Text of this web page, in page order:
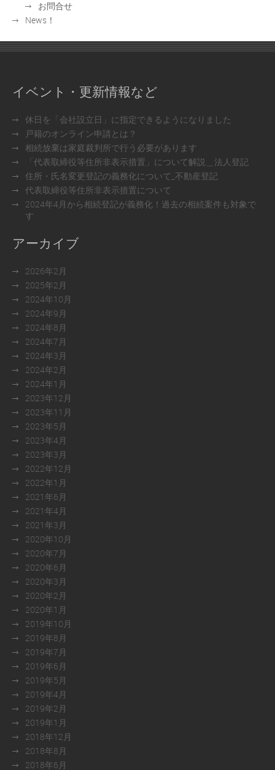
お問合せ
News！
イベント・更新情報など
休日を「会社設立日」に指定できるようになりました
戸籍のオンライン申請とは？
相続放棄は家庭裁判所で行う必要があります
「代表取締役等住所非表示措置」について解説＿法人登記
住所・氏名変更登記の義務化について_不動産登記
代表取締役等住所非表示措置について
2024年4月から相続登記が義務化！過去の相続案件も対象で
す
アーカイブ
2026年2月
2025年2月
2024年10月
2024年9月
2024年8月
2024年7月
2024年3月
2024年2月
2024年1月
2023年12月
2023年11月
2023年5月
2023年4月
2023年3月
2022年12月
2022年1月
2021年6月
2021年4月
2021年3月
2020年10月
2020年7月
2020年6月
2020年3月
2020年2月
2020年1月
2019年10月
2019年8月
2019年7月
2019年6月
2019年5月
2019年4月
2019年2月
2019年1月
2018年12月
2018年8月
2018年6月